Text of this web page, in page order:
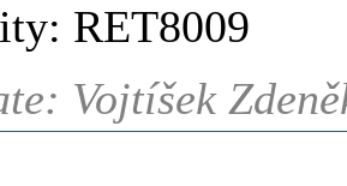
RET8009
Vojtíšek